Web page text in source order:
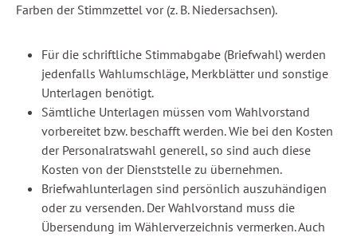
Farben der Stimmzettel vor (z. B. Niedersachsen).
Für die schriftliche Stimmabgabe (Briefwahl) werden
jedenfalls Wahlumschläge, Merkblätter und sonstige
Unterlagen benötigt.
Sämtliche Unterlagen müssen vom Wahlvorstand
vorbereitet bzw. beschafft werden. Wie bei den Kosten
der Personalratswahl generell, so sind auch diese
Kosten von der Dienststelle zu übernehmen.
Briefwahlunterlagen sind persönlich auszuhändigen
oder zu versenden. Der Wahlvorstand muss die
Übersendung im Wählerverzeichnis vermerken. Auch